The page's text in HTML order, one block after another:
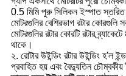
0.5 মিমি পুরু সিলিকন ইস্পাত স্তরিত
মোটরগুলির বেশিরভাগ রটার কোরগুলি
মোটরগুলির রটার কোরটি রটার
থাকে।
২. রোটার উইন্ডিং রটার উইন্ডিং হ'ল
প্রবাহিত হয় এবং বৈদ্যুতিন চৌম্বকীয়